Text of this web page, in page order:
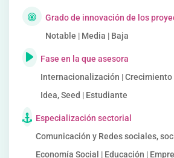
Grado de innovación de los
Notable | Media | Baja
Fase en la que asesora
Internacionalización | Crecimiento
Idea, Seed | Estudiante
Especialización sectorial
Comunicación y Redes sociales,
Economía Social | Educación |